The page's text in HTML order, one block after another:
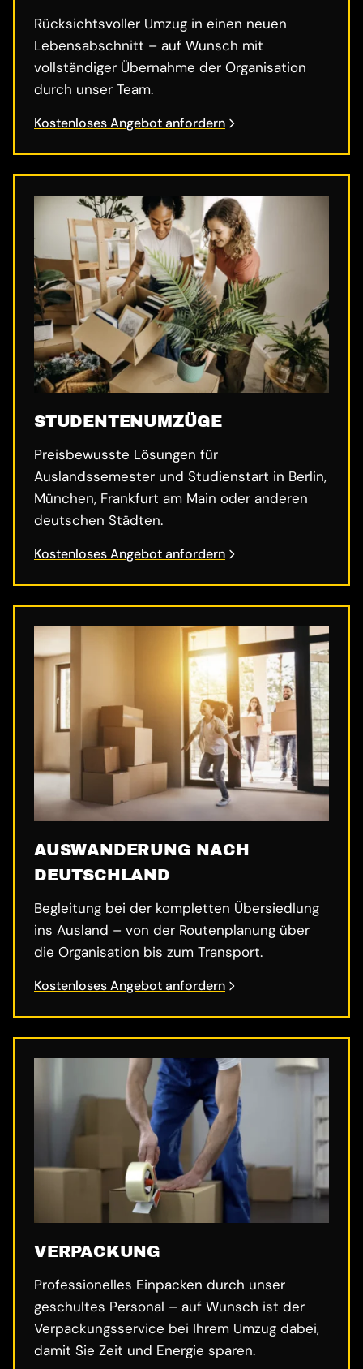
Rücksichtsvoller Umzug in einen neuen
Lebensabschnitt – auf Wunsch mit
vollständiger Übernahme der Organisation
durch unser Team.
Kostenloses Angebot anfordern
STUDENTENUMZÜGE
Preisbewusste Lösungen für
Auslandssemester und Studienstart in Berlin,
München, Frankfurt am Main oder anderen
deutschen Städten.
Kostenloses Angebot anfordern
AUSWANDERUNG NACH
DEUTSCHLAND
Begleitung bei der kompletten Übersiedlung
ins Ausland – von der Routenplanung über
die Organisation bis zum Transport.
Kostenloses Angebot anfordern
VERPACKUNG
Professionelles Einpacken durch unser
geschultes Personal – auf Wunsch ist der
Verpackungsservice bei Ihrem Umzug dabei,
damit Sie Zeit und Energie sparen.